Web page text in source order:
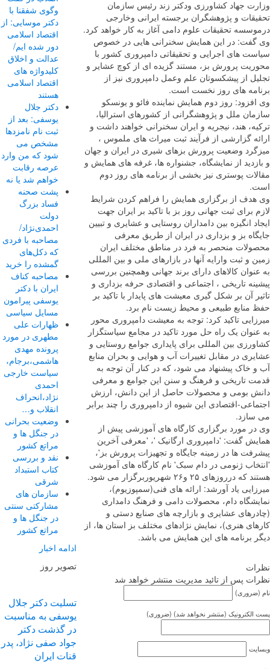
جهاد کشاورزی ودکتر زند رئیس سازمان
و پژوهشگران برجسته ایرانی وخارجی
تحقیقات علوم دامی آغاز به کار خواهد کرد.
در این همایش سخنرانی هایی در خصوص
های اجرایی و تحقیقاتی دامپروری کشور با
پرورش بز، مستند گزیده ‌ای از کوچ عشایر و
از پیشکسوتان علم وعمل دامپروری نیز از
های روز نخست است.
روز دوم همایش نماینده فائو و یونسکو
ملل و پژوهشگرانی از کشورهای استرالیا،
هند، نیجریه و ایران سخنرانی خواهند داشت و
گزارشی از فرآیند ثبت میراث های ملموس ،
وضعیت پرورش بزهای شیری در ایران و جهان
از نمایشگاه، جشنواره ها، غرفه های همایش و
پوستری نیز بخشی از برنامه های روز دوم
از برگزاری همایش را فراهم کردن شرایط
برای ثبت جهانی روز بز با تاکید بر ایران جهت
انگیزه بین دامداران روستایی و عشایری و تبیین
بز و بزداری در ایران از طریق معرفی
منحصر به فرد در مناطق مختلف ایران
و ثبت وارایه آنها در بازارهای ملی و بین المللی
کالاهای دارای برند جهانی وهمچنین بررسی
تاریخی ، اجتماعی و اقتصادی حرفه بزداری و
آن بر شکل گیری معیشت های پایدار با تاکید بر
منابع طبیعی و محیط زیست نام برد.
تاکید کرد: توجه به معیشت دامپروری محور
یک راه حل مورد تاکید در مجامع سیاستگزار
بین المللی برای پایداری جوامع روستایی و
در مقابل تغییرات آب و هوایی و بحران منابع
خاک پیشنهاد می شود، که در کنار آن توجه به
تاریخی و فرهنگ و سنن این جوامع و معرفی
بومی و محصولات حاصل از این دانش، ارزش
اقتصادی این شیوه از دامپروری را چند برابر
مورد برگزاری کارگاه های آموزشی پیش از
گفت: 'دامپروری ارگانیک '، 'معرفی آخرین
ها در زمینه جایگاه و تجهیزات پرورش بز'،
ژنومی در دام سبک' نام کارگاه های آموزشی
درروزهای ۲۵ و۲۶ شهریوربرگزار می شود.
یاد آورشد: ارائه های فنی(سمپوزیوم)،
دام، محصولات دامی و فرهنگ دامداری
عشایری و بازارچه های صنایع دستی و
هنری)، نمایش نژادهای مختلف بز استان ها، از
برنامه های این همایش می باشد.
پس از تائید مدیریت منتشر خواهد شد
(منتشر نخواهد شد) (ضروری)
وگوی شفقنا با
دکتر موسایی: از
اقتصاد اسلامی
دور شده ایم/
عدالت و اخلاق
کلیدواژه های
اقتصاد اسلامی
هستند
دکتر جلال
یوسفی: بعد از
ثبت نام نامزدها
مشخص می
شود که من وارد
عرصه رقابت
خواهم شد یا نه
پشت صحنه
فساد بزرگ
دولت
احمدی‌نژاد/
مصاحبه با فردی
که دکل‌های
گمشده را خرید
مصاحبه کناف
ایران با دکتر
یوسفی پیرامون
مسایل سیاسی
ظهارات علی
مطهری در مورد
پرونده مهدی
هاشمی،برجام،
سیاست خارجی
احمدی
نژاد،انحراف
انقلاب و…
وضعیت بحرانی
در جنگل ها و
مراتع کشور
نقد و بررسی
کتاب استبداد
شرقی
سازمان های
مشارکتی سنتی
در جنگل ها و
مراتع کشور
ادامه اخبار
تصویر روز
تسلیت دکتر جلال
یوسفی به مناسبت
در گذشت دکتر
جواد صفی نژاد، پدر
قنات ایران